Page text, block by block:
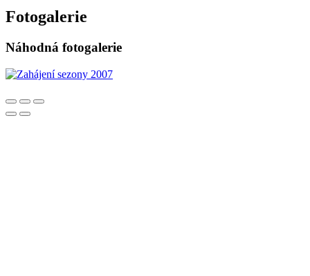
Fotogalerie
Náhodná fotogalerie